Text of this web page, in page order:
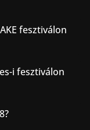
fesztiválon
i fesztiválon